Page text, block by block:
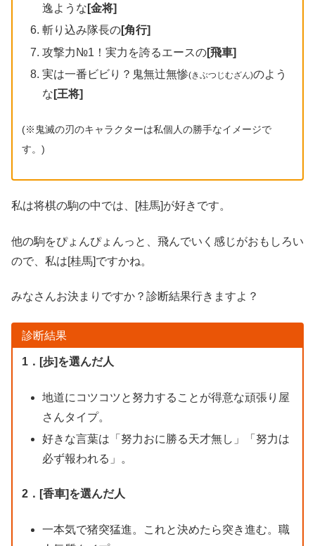
逸ような [金将]
斬り込み隊長の[角行]
攻撃力№1！実力を誇るエースの[飛車]
実は一番ビビり？鬼無辻無惨(きぶつじむざん)のよう
な [王将]
(※鬼滅の刃のキャラクターは私個人の勝手なイメージで
す。)
私は将棋の駒の中では、[桂馬]が好きです。
他の駒をぴょんぴょんっと、飛んでいく感じがおもしろい
ので、私は[桂馬]ですかね。
みなさんお決まりですか？診断結果行きますよ？
診断結果
1．[歩]を選んだ人
地道にコツコツと努力することが得意な頑張り屋
さんタイプ。
好きな言葉は「努力おに勝る天才無し」「努力は
必ず報われる」。
2．[香車]を選んだ人
一本気で猪突猛進。これと決めたら突き進む。職